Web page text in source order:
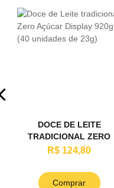
DOCE DE LEITE
TRADICIONAL ZERO
AÇÚCAR DISPLAY 920G
R$ 124,80
Comprar